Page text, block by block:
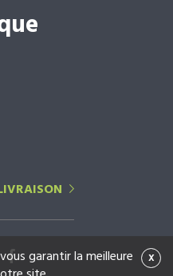
x
garantir la meilleure